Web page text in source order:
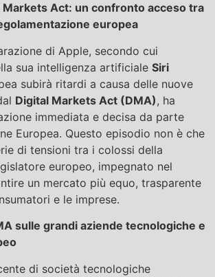
Markets Act: un confronto acceso tra
europea
di Apple, secondo cui
sua intelligenza artificiale Siri
subirà ritardi a causa delle nuove
Digital Markets Act (DMA), ha
immediata e decisa da parte
Europea. Questo episodio non è che
di tensioni tra i colossi della
europeo, impegnato nel
un mercato più equo, trasparente
e le imprese.
sulle grandi aziende tecnologiche e
di società tecnologiche